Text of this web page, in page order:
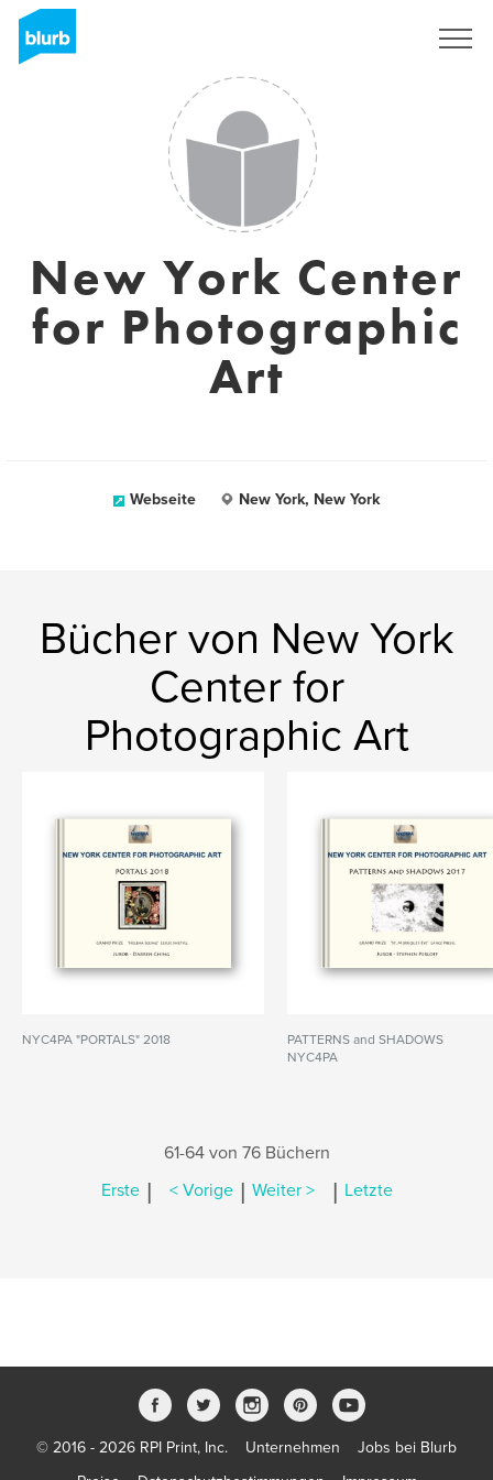
New York Center
for Photographic
Art
Webseite New York, New York
Bücher von New York
Center for
Photographic Art
NYC4PA "PORTALS" 2018
PATTERNS and SHADOWS
NYC4PA
61-64 von 76 Büchern
Erste | < Vorige | Weiter > | Letzte
© 2016 - 2026 RPI Print, Inc. Unternehmen
Jobs bei Blurb